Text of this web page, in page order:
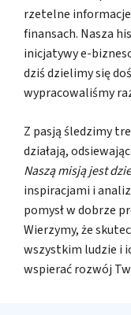
rzetelne
finansach. Nasza
inicjatywy e-
dziś dzielimy się
wypracowaliśmy
Z pasją śledzimy
działają,
Naszą misją jest
inspiracjami i
pomysł w dobrze
Wierzymy, że
wszystkim ludzie i
wspierać rozwój